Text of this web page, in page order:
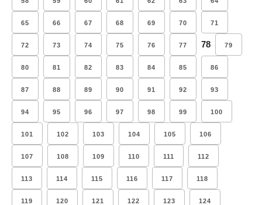
65 66 67 68 69 70 71
72 73 74 75 76 77 78 79
80 81 82 83 84 85 86
87 88 89 90 91 92 93
94 95 96 97 98 99 100
101 102 103 104 105 106
107 108 109 110 111 112
113 114 115 116 117 118
119 120 121 122 123 124